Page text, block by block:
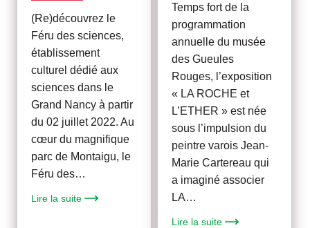
(Re)découvrez le
Féru des sciences,
établissement
culturel dédié aux
sciences dans le
Grand Nancy à partir
du 02 juillet 2022. Au
cœur du magnifique
parc de Montaigu, le
Féru des…
Lire la suite
Temps fort de la
programmation
annuelle du musée
des Gueules
Rouges, l’exposition
« LA ROCHE et
L’ETHER » est née
sous l’impulsion du
peintre varois Jean-
Marie Cartereau qui
a imaginé associer
LA…
Lire la suite